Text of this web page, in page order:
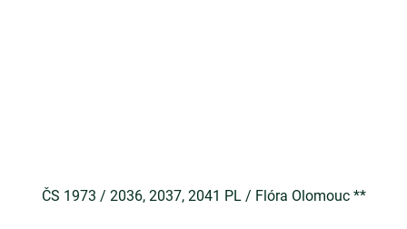
ČS 1973 / 2036, 2037, 2041 PL / Flóra Olomouc **